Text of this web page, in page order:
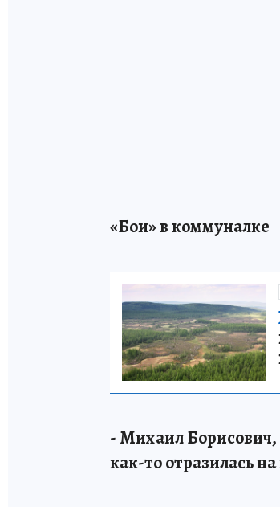
«Бои» в коммуналке
- Михаил Борисович,
как-то отразилась